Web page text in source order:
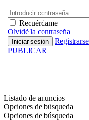
Recuérdame
Olvidé la contraseña
Registrarse
PUBLICAR
Listado de anuncios
Opciones de búsqueda
Opciones de búsqueda